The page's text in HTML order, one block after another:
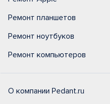
Ремонт планшетов
Ремонт ноутбуков
Ремонт компьютеров
О компании Pedant.ru